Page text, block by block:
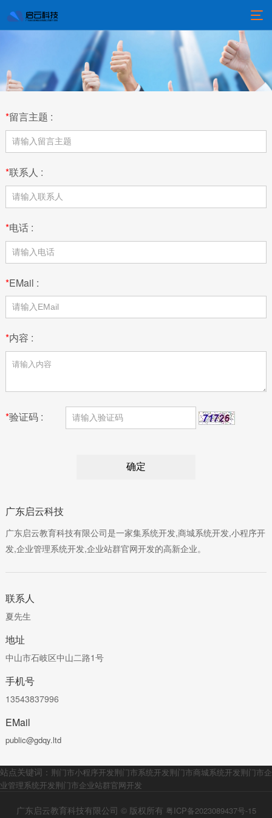
*留言主题 :
*联系人 :
*电话 :
*EMail :
*内容 :
*验证码 :
广东启云科技
广东启云教育科技有限公司是一家集系统开发,商城系统开发,小程序开
发,企业管理系统开发,企业站群官网开发的高新企业。
联系人
夏先生
地址
中山市石岐区中山二路1号
手机号
13543837996
EMail
public@gdqy.ltd
站点关键词： 荆门市小程序开发荆门市系统开发荆门市商城系统开发荆门市企
业管理系统开发荆门市企业站群官网开发
广东启云教育科技有限公司 © 版权所有 粤ICP备2023089437号-15